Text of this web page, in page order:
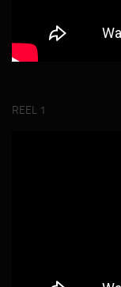
REEL 1